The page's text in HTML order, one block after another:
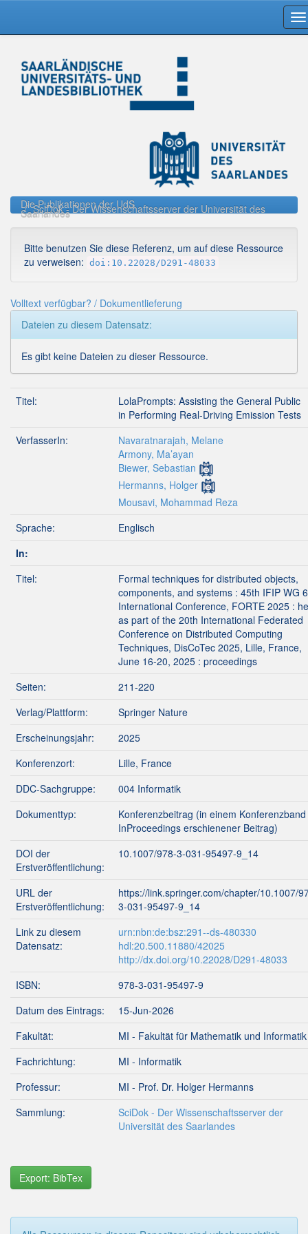
navigation
Die Publikationen der UdS
SciDok - Der Wissenschaftsserver der Universität des
Saarlandes
Bitte benutzen Sie diese Referenz, um auf diese Ressource
zu verweisen: doi:10.22028/D291-48033
Volltext verfügbar? / Dokumentlieferung
Dateien zu diesem Datensatz:
Es gibt keine Dateien zu dieser Ressource.
Titel:
LolaPrompts: Assisting the General Public
in Performing Real-Driving Emission Tests
VerfasserIn:
Navaratnarajah, Melane
Armony, Ma’ayan
Biewer, Sebastian
Hermanns, Holger
Mousavi, Mohammad Reza
Sprache:
Englisch
In:
Titel:
Formal techniques for distributed objects,
components, and systems : 45th IFIP WG
International Conference, FORTE 2025 :
as part of the 20th International Federated
Conference on Distributed Computing
Techniques, DisCoTec 2025, Lille, France,
June 16-20, 2025 : proceedings
Seiten:
211-220
Verlag/Plattform:
Springer Nature
Erscheinungsjahr:
2025
Konferenzort:
Lille, France
DDC-Sachgruppe:
004 Informatik
Dokumenttyp:
Konferenzbeitrag (in einem
InProceedings erschienener Beitrag)
DOI der
Erstveröffentlichung:
10.1007/978-3-031-95497-9_14
URL der
Erstveröffentlichung:
https://link.springer.com/chapter/10.1007/
3-031-95497-9_14
Link zu diesem
Datensatz:
urn:nbn:de:bsz:291--ds-480330
hdl:20.500.11880/42025
http://dx.doi.org/10.22028/D291-48033
ISBN:
978-3-031-95497-9
Datum des Eintrags:
15-Jun-2026
Fakultät:
MI - Fakultät für Mathematik und Informatik
Fachrichtung:
MI - Informatik
Professur:
MI - Prof. Dr. Holger Hermanns
Sammlung:
SciDok - Der Wissenschaftsserver der
Universität des Saarlandes
Export: BibTex